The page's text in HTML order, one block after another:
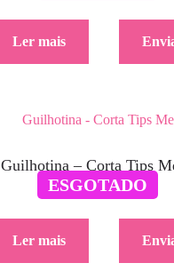
Ler mais
ESGOTADO
Guilhotina – Corta Tips
4.50€
Ler mais